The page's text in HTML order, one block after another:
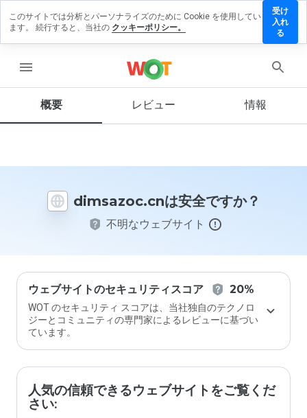
menu
概要 レビュー 情報
dimsazoc.cnは安全ですか？
不明なウェブサイト
ウェブサイトのセキュリティスコア 20%
WOT のセキュリティ スコアは、当社独自のテクノロ
ジーとコミュニティの専門家によるレビューに基づい
ています。
人気の信頼できるウェブサイトをご覧くだ
さい:
ビュー
す
この
イト
価し
ます
か？
このサイトでは分析とパーソナライズのために Cookie を使用してい
ます。 続行すると、当社の クッキーポリシー。
受け
入れ
る